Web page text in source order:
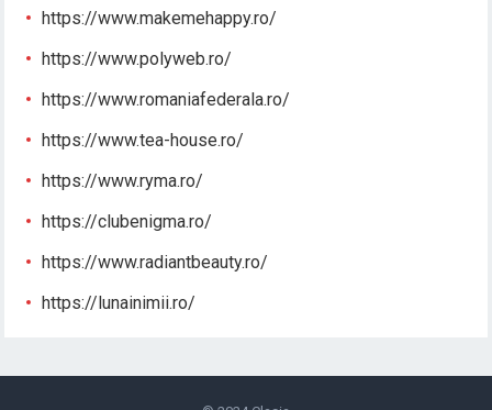
https://www.makemehappy.ro/
https://www.polyweb.ro/
https://www.romaniafederala.ro/
https://www.tea-house.ro/
https://www.ryma.ro/
https://clubenigma.ro/
https://www.radiantbeauty.ro/
https://lunainimii.ro/